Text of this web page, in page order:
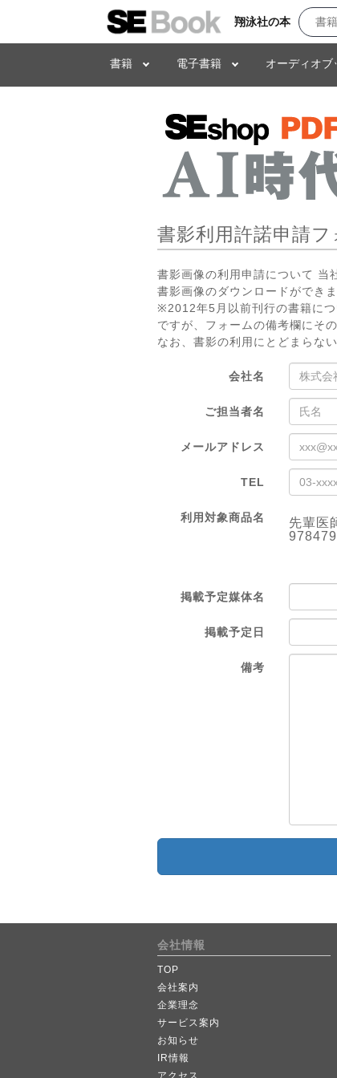
翔泳社の本
書籍 電子書籍 オーディオブ
書影利用許諾申請フ
書影画像の利用申請について 当
書影画像のダウンロードができ
※2012年5月以前刊行の書籍に
ですが、フォームの備考欄にそ
なお、書影の利用にとどまらな
会社名
ご担当者名
メールアドレス
TEL
利用対象商品名
先輩医
掲載予定媒体名
掲載予定日
備考
会社情報
TOP
会社案内
企業理念
サービス案内
お知らせ
IR情報
アクセス